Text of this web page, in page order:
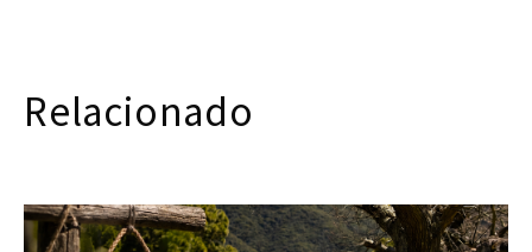
Relacionado